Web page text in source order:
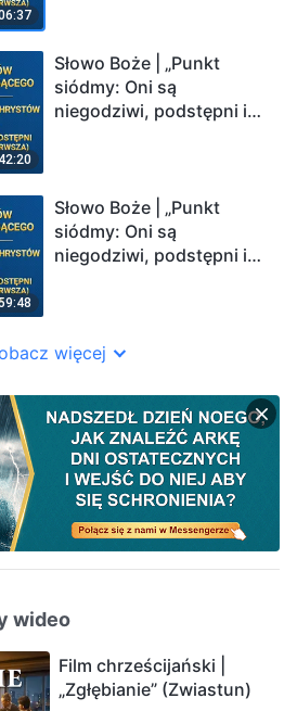
Słowo Boże | „Punkt
siódmy: Oni są
niegodziwi, podstępni i
Słowo Boże | „Punkt
siódmy: Oni są
niegodziwi, podstępni i
więcej
wideo
Film chrześcijański |
„Zgłębianie” (Zwiastun)